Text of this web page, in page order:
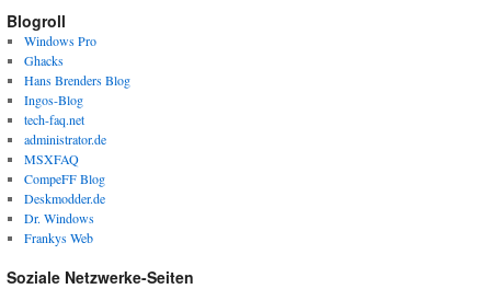
Blogroll
Windows Pro
Ghacks
Hans Brenders Blog
Ingos-Blog
tech-faq.net
administrator.de
MSXFAQ
CompeFF Blog
Deskmodder.de
Dr. Windows
Frankys Web
Soziale Netzwerke-Seiten